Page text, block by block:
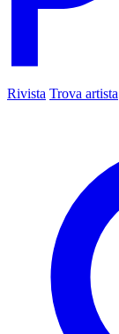
Rivista Trova artista